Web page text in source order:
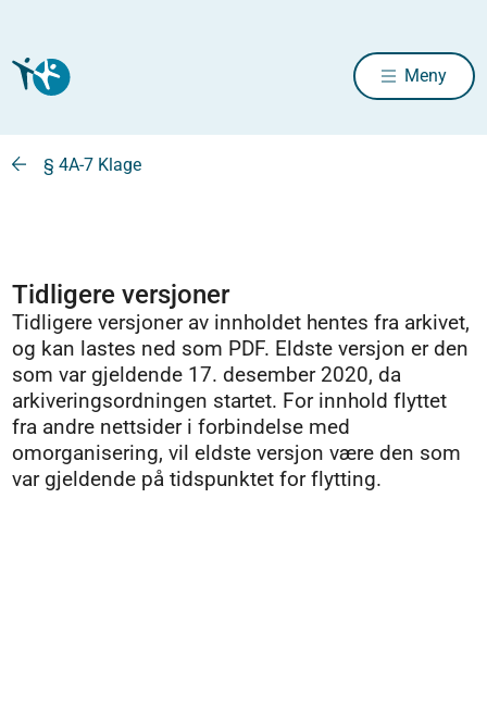
Meny
§ 4A-7 Klage
Tidligere versjoner
Tidligere versjoner av innholdet hentes fra arkivet,
og kan lastes ned som PDF. Eldste versjon er den
som var gjeldende 17. desember 2020, da
arkiveringsordningen startet. For innhold flyttet
fra andre nettsider i forbindelse med
omorganisering, vil eldste versjon være den som
var gjeldende på tidspunktet for flytting.